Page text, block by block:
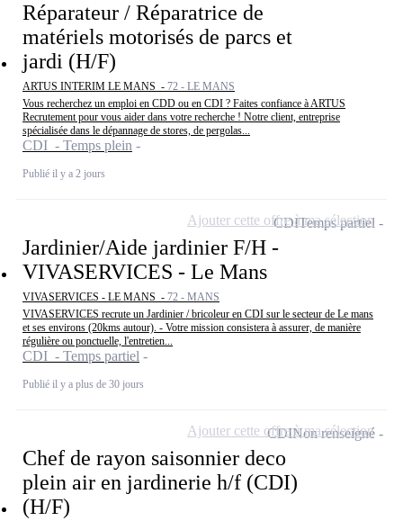
Réparateur / Réparatrice de
matériels motorisés de parcs et
jardi (H/F)
ARTUS INTERIM LE MANS - 72 - LE MANS
Vous recherchez un emploi en CDD ou en CDI ? Faites confiance à ARTUS
Recrutement pour vous aider dans votre recherche ! Notre client, entreprise
spécialisée dans le dépannage de stores, de pergolas...
CDI - Temps plein
Publié il y a 2 jours
Jardinier/Aide jardinier F/H -
VIVASERVICES - Le Mans
VIVASERVICES - LE MANS - 72 - MANS
VIVASERVICES recrute un Jardinier / bricoleur en CDI sur le secteur de Le mans
et ses environs (20kms autour). - Votre mission consistera à assurer, de manière
régulière ou ponctuelle, l'entretien...
CDI - Temps partiel
Publié il y a plus de 30 jours
CDITemps partiel
Ajouter cette offre à ma sélection
Chef de rayon saisonnier deco
plein air en jardinerie h/f (CDI)
(H/F)
CDINon renseigné
Ajouter cette offre à ma sélection